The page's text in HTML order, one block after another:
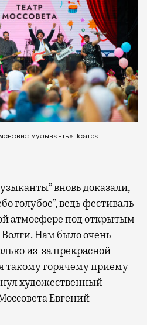
музыканты» Театра
вновь доказали,
голубое”, ведь фестиваль
атмосфере под открытым
Нам было очень
из-за прекрасной
такому горячему приему
художественный
Евгений